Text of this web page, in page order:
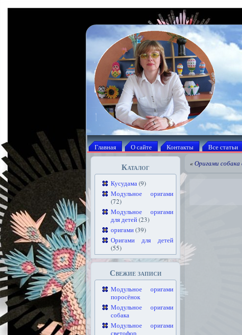
Главная О сайте Контакты Все статьи
Каталог
Кусудама(9)
Модульное оригами
(72)
Модульное оригами
для детей(23)
оригами(39)
Оригами для детей
(55)
Свежие записи
Модульное оригами
поросёнок
Модульное оригами
собака
Модульное оригами
светофор
«Оригами собака